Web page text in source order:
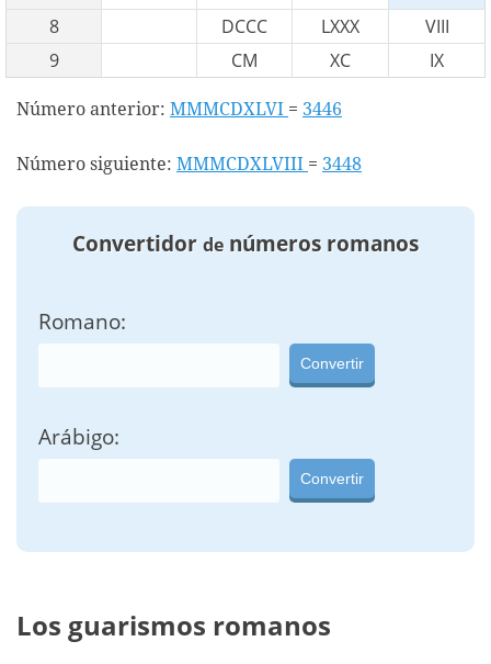
8
DCCC LXXX
VIII
9
CM XC IX
Número anterior: MMMCDXLVI = 3446
Número siguiente: MMMCDXLVIII = 3448
Convertidor de números romanos
Romano:
Convertir
Arábigo:
Convertir
Los guarismos romanos